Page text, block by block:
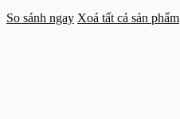
So sánh ngay Xoá tất cả sản phẩm